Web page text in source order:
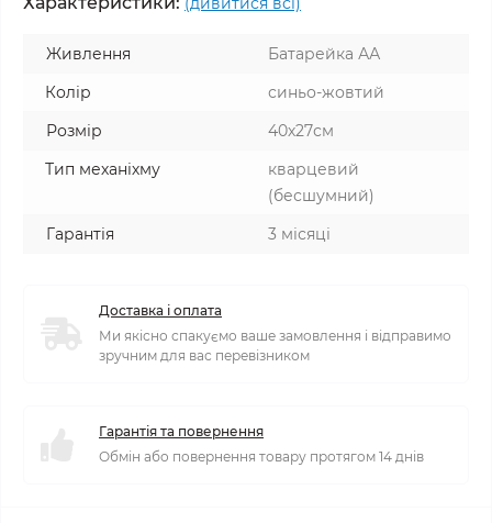
Живлення
Батарейка АА
Колір
синьо-жовтий
Розмір
40х27см
Тип механіхму
кварцевий
(бесшумний)
Гарантія
3 місяці
Доставка і оплата
Ми якісно спакуємо ваше замовлення і відправимо
зручним для вас перевізником
Гарантія та повернення
Обмін або повернення товару протягом 14 днів